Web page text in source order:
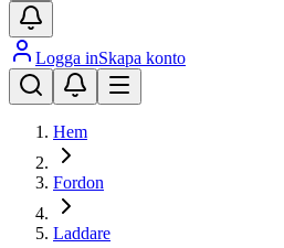
Logga inSkapa konto
Hem
Fordon
Laddare